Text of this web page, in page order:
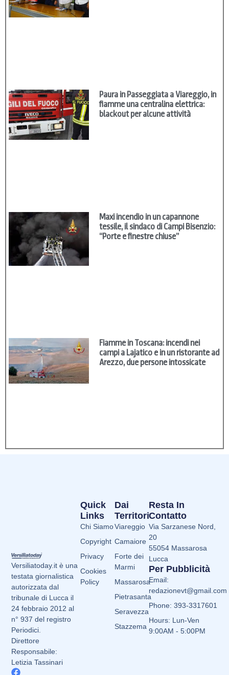
Paura in Passeggiata a Viareggio, in
fiamme una centralina elettrica:
blackout per alcune attività
Maxi incendio in un capannone
tessile, il sindaco di Campi Bisenzio:
“Porte e finestre chiuse”
Fiamme in Toscana: incendi nei
campi a Lajatico e in un ristorante ad
Arezzo, due persone intossicate
Versiliatoday.it è una
testata giornalistica
autorizzata dal
tribunale di Lucca il
24 febbraio 2012 al
n° 937 del registro
Periodici.
Direttore
Responsabile:
Letizia Tassinari
Dai
Territori
Viareggio
Camaiore
Forte dei
Marmi
Massarosa
Pietrasanta
Seravezza
Stazzema
Quick
Links
Chi Siamo
Copyright
Privacy
Cookies
Policy
Resta In
Contatto
Via Sarzanese Nord,
20
55054 Massarosa
Lucca
Per Pubblicità
Email:
redazionevt@gmail.com
Phone: 393-3317601
Hours: Lun-Ven
9:00AM - 5:00PM